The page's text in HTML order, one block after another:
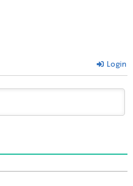
Login